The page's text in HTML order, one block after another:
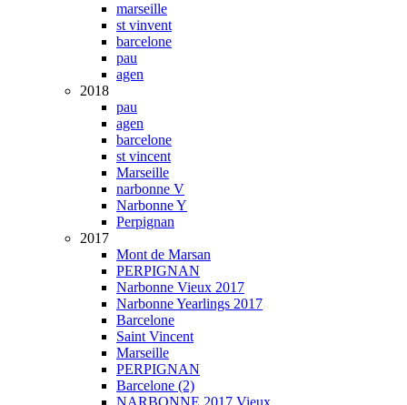
marseille
st vinvent
barcelone
pau
agen
2018
pau
agen
barcelone
st vincent
Marseille
narbonne V
Narbonne Y
Perpignan
2017
Mont de Marsan
PERPIGNAN
Narbonne Vieux 2017
Narbonne Yearlings 2017
Barcelone
Saint Vincent
Marseille
PERPIGNAN
Barcelone (2)
NARBONNE 2017 Vieux